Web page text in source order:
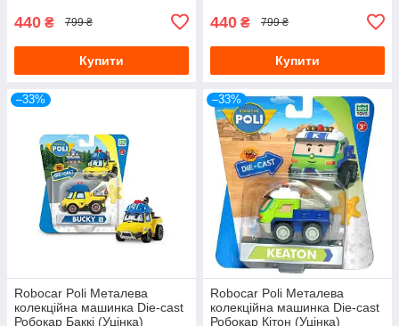
440 ₴ 799 ₴
Купити
440 ₴ 799 ₴
Купити
–33%
Robocar Poli Металева
колекційна машинка Die-cast
Робокар Баккі (Уцінка)
–33%
Robocar Poli Металева
колекційна машинка Die-cast
Робокар Кітон (Уцінка)